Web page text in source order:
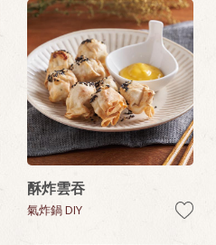
酥炸雲吞
氣炸鍋 DIY